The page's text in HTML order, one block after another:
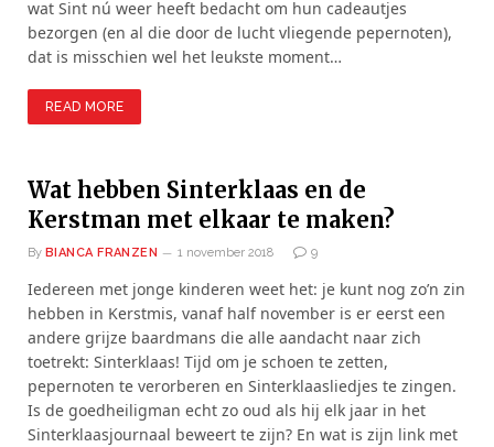
wat Sint nú weer heeft bedacht om hun cadeautjes
bezorgen (en al die door de lucht vliegende pepernoten),
dat is misschien wel het leukste moment…
READ MORE
Wat hebben Sinterklaas en de
Kerstman met elkaar te maken?
By BIANCA FRANZEN 1 november 2018 9
Iedereen met jonge kinderen weet het: je kunt nog zo’n zin
hebben in Kerstmis, vanaf half november is er eerst een
andere grijze baardmans die alle aandacht naar zich
toetrekt: Sinterklaas! Tijd om je schoen te zetten,
pepernoten te verorberen en Sinterklaasliedjes te zingen.
Is de goedheiligman echt zo oud als hij elk jaar in het
Sinterklaasjournaal beweert te zijn? En wat is zijn link met